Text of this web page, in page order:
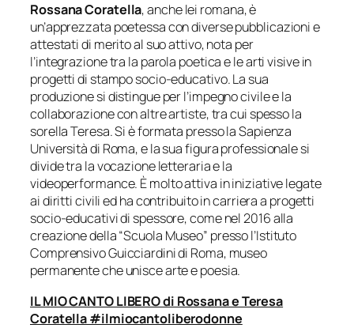
Rossana Coratella, anche lei romana, è
un’apprezzata poetessa con diverse pubblicazioni e
attestati di merito al suo attivo, nota per
l’integrazione tra la parola poetica e le arti visive in
progetti di stampo socio-educativo. La sua
produzione si distingue per l’impegno civile e la
collaborazione con altre artiste, tra cui spesso la
sorella Teresa. Si è formata presso la Sapienza
Università di Roma, e la sua figura professionale si
divide tra la vocazione letteraria e la
videoperformance. È molto attiva in iniziative legate
ai diritti civili ed ha contribuito in carriera a progetti
socio-educativi di spessore, come nel 2016 alla
creazione della “Scuola Museo” presso l’Istituto
Comprensivo Guicciardini di Roma, museo
permanente che unisce arte e poesia.
IL MIO CANTO LIBERO di Rossana e Teresa
Coratella #ilmiocantoliberodonne